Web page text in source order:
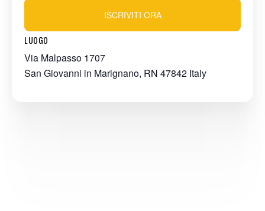
LUOGO
Via Malpasso 1707
San Giovanni in Marignano, RN 47842 Italy
ISCRIVITI ORA